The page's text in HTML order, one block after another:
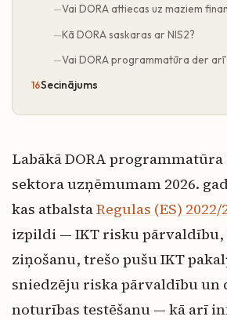
Vai DORA attiecas uz maziem
Kā DORA saskaras ar NIS2?
Vai DORA programmatūra der arī
Secinājums
Labākā DORA
sektora uzņēmumam 2026.
kas atbalstaRegulas (ES) 2022/
izpildi — IKT risku
ziņošanu, trešo pušu IKT
sniedzēju riska pārvaldību un
noturības testēšanu — kā arī